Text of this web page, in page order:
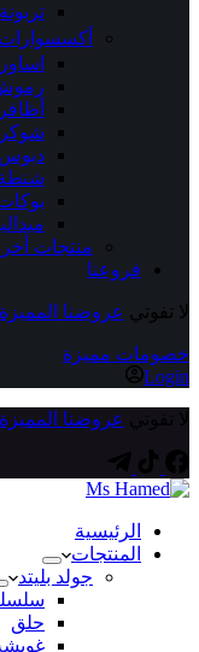
تربونة
أكسسوارات
اساور
أظافر
شوكر
دبوس
منتجات
فروعنا
لا تفوتي عروضنا المميزة
خصومات مميزة
Login
عروضنا المميزة
الرئيسية
المنتجات
جولد بليتد
حلق